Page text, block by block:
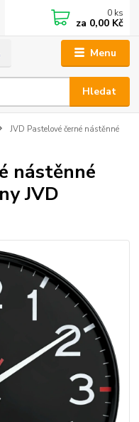
Menu
Hledat
0 ks
za 0,00 Kč
JVD Pastelové černé nástěnné
nástěnné
JVD